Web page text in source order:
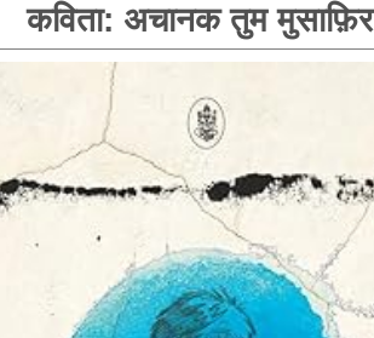
कविता: अचानक तुम मुसाफ़िर